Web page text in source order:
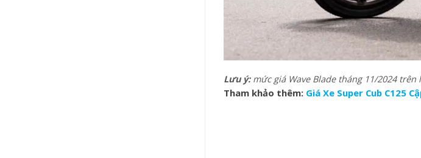
Lưu ý:mức giá Wave Blade tháng 11/2024
Tham khảo thêm: Giá Xe Super Cub C125